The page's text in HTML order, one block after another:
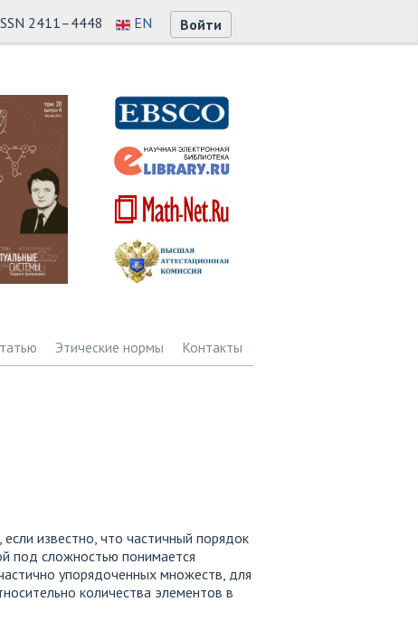
2411–4448 EN Войти
Этические нормы Контакты
известно, что частичный порядок
под сложностью понимается
упорядоченных множеств, для
количества элементов в